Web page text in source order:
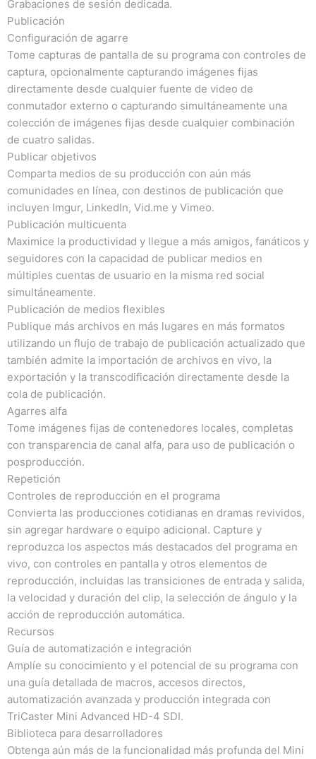
Grabaciones de sesión dedicada.
Publicación
Configuración de agarre
Tome capturas de pantalla de su programa con controles de
captura, opcionalmente capturando imágenes fijas
directamente desde cualquier fuente de video de
conmutador externo o capturando simultáneamente una
colección de imágenes fijas desde cualquier combinación
de cuatro salidas.
Publicar objetivos
Comparta medios de su producción con aún más
comunidades en línea, con destinos de publicación que
incluyen Imgur, LinkedIn, Vid.me y Vimeo.
Publicación multicuenta
Maximice la productividad y llegue a más amigos, fanáticos y
seguidores con la capacidad de publicar medios en
múltiples cuentas de usuario en la misma red social
simultáneamente.
Publicación de medios flexibles
Publique más archivos en más lugares en más formatos
utilizando un flujo de trabajo de publicación actualizado que
también admite la importación de archivos en vivo, la
exportación y la transcodificación directamente desde la
cola de publicación.
Agarres alfa
Tome imágenes fijas de contenedores locales, completas
con transparencia de canal alfa, para uso de publicación o
posproducción.
Repetición
Controles de reproducción en el programa
Convierta las producciones cotidianas en dramas revividos,
sin agregar hardware o equipo adicional. Capture y
reproduzca los aspectos más destacados del programa en
vivo, con controles en pantalla y otros elementos de
reproducción, incluidas las transiciones de entrada y salida,
la velocidad y duración del clip, la selección de ángulo y la
acción de reproducción automática.
Recursos
Guía de automatización e integración
Amplíe su conocimiento y el potencial de su programa con
una guía detallada de macros, accesos directos,
automatización avanzada y producción integrada con
TriCaster Mini Advanced HD-4 SDI.
Biblioteca para desarrolladores
Obtenga aún más de la funcionalidad más profunda del Mini